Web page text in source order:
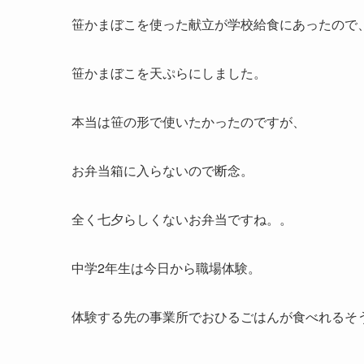
笹かまぼこを使った献立が学校給食にあったので、
笹かまぼこを天ぷらにしました。
本当は笹の形で使いたかったのですが、
お弁当箱に入らないので断念。
全く七夕らしくないお弁当ですね。。
中学2年生は今日から職場体験。
体験する先の事業所でおひるごはんが食べれるそ